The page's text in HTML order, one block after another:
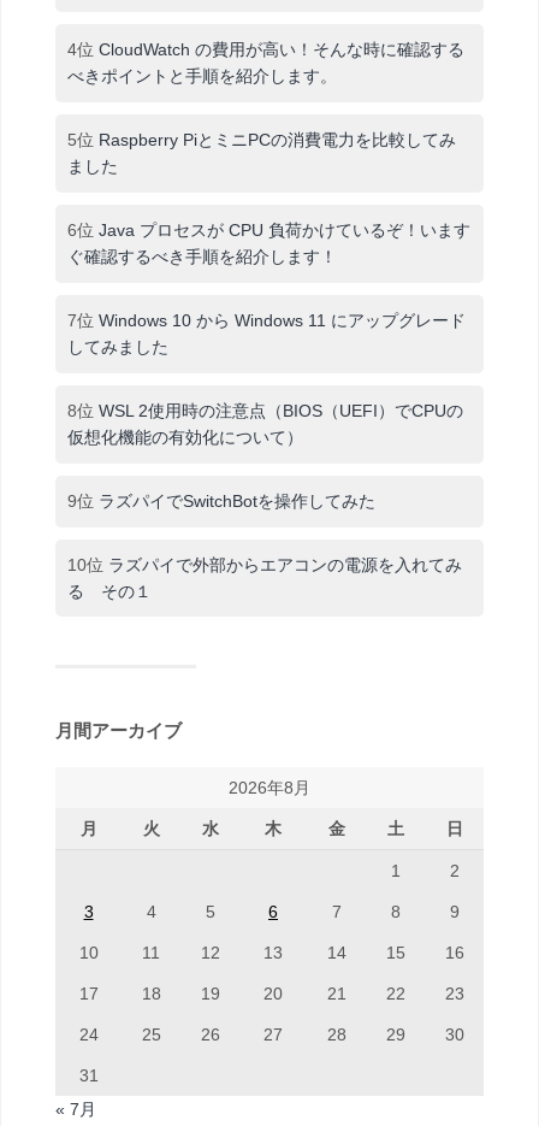
4位 CloudWatch の費用が高い！そんな時に確認する
べきポイントと手順を紹介します。
5位 Raspberry PiとミニPCの消費電力を比較してみ
ました
6位 Java プロセスが CPU 負荷かけているぞ！います
ぐ確認するべき手順を紹介します！
7位 Windows 10 から Windows 11 にアップグレード
してみました
8位 WSL 2使用時の注意点（BIOS（UEFI）でCPUの
仮想化機能の有効化について）
9位 ラズパイでSwitchBotを操作してみた
10位 ラズパイで外部からエアコンの電源を入れてみ
る その１
月間アーカイブ
2026年8月
月 火 水 木 金 土 日
1 2
3 4 5 6 7 8 9
10 11 12 13 14 15 16
17 18 19 20 21 22 23
24 25 26 27 28 29 30
31
« 7月